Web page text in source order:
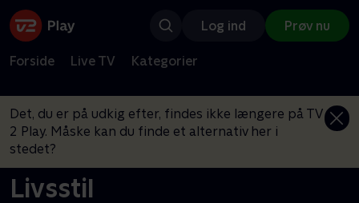
Log ind Prøv nu
Forside Live TV Kategorier
Det, du er på udkig efter, findes ikke længere på TV
2 Play. Måske kan du finde et alternativ her i
stedet?
Livsstil